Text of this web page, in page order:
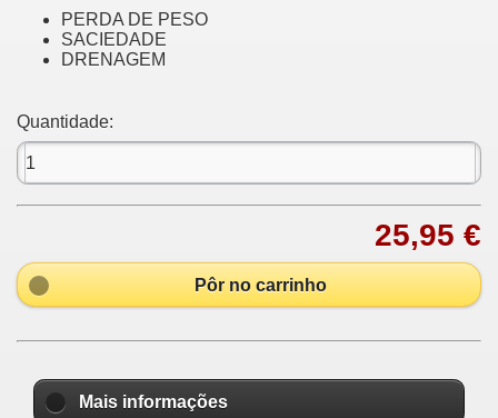
PERDA DE PESO
SACIEDADE
DRENAGEM
Quantidade:
25,95 €
Pôr no carrinho
Mais informações